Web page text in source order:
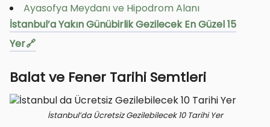
Ayasofya Meydanı ve Hipodrom Alanı
İstanbul’a Yakın Günübirlik Gezilecek En Güzel 15
Yer
Balat ve Fener Tarihi Semtleri
İstanbul’da Ücretsiz Gezilebilecek 10 Tarihi Yer